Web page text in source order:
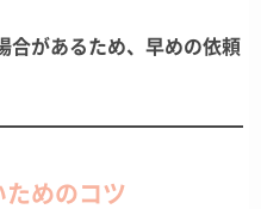
合があるため、早めの依頼
めのコツ